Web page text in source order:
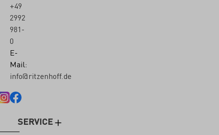
+49
2992
981-
0
E-
Mail:
info@ritzenhoff.de
SERVICE